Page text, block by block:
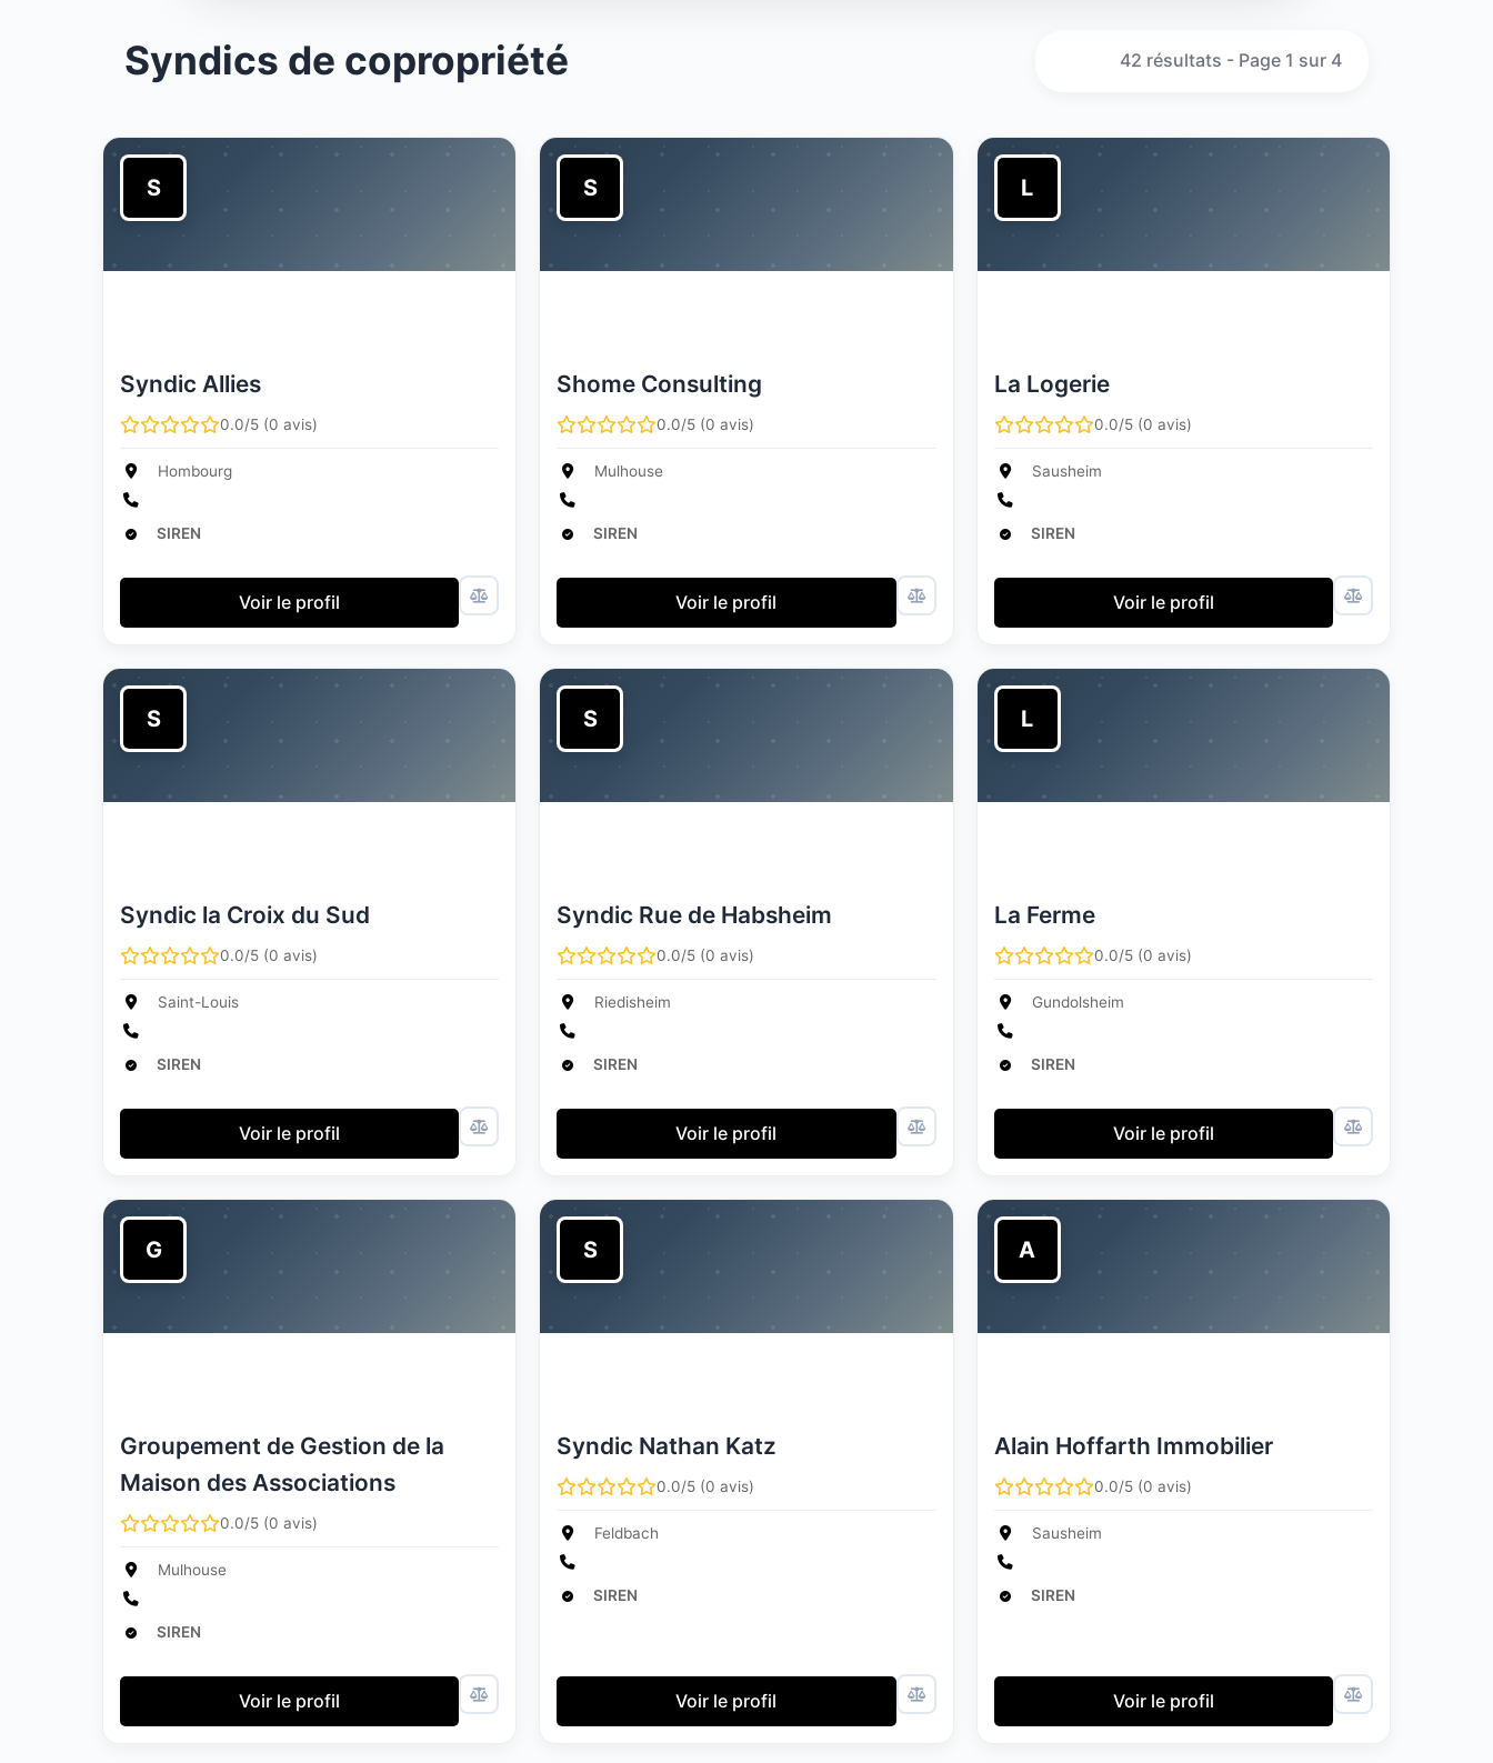
Syndics de copropriété 42 résultats - Page 1 sur 4
S
Syndic Allies
0.0/5 (0 avis)
Hombourg
SIREN
Voir le profil
S
Shome Consulting
0.0/5 (0 avis)
Mulhouse
SIREN
Voir le profil
L
La Logerie
0.0/5 (0 avis)
Sausheim
SIREN
Voir le profil
S
Syndic la Croix du Sud
0.0/5 (0 avis)
Saint-Louis
SIREN
Voir le profil
S
Syndic Rue de Habsheim
0.0/5 (0 avis)
Riedisheim
SIREN
Voir le profil
L
La Ferme
0.0/5 (0 avis)
Gundolsheim
SIREN
Voir le profil
G
Groupement de Gestion de la
Maison des Associations
0.0/5 (0 avis)
Mulhouse
SIREN
Voir le profil
S
Syndic Nathan Katz
0.0/5 (0 avis)
Feldbach
SIREN
Voir le profil
A
Alain Hoffarth Immobilier
0.0/5 (0 avis)
Sausheim
SIREN
Voir le profil